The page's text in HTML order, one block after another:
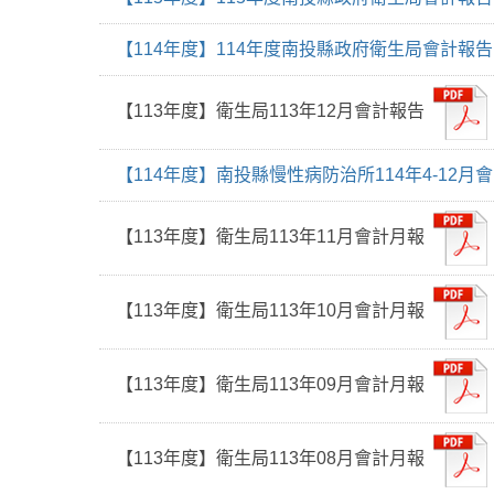
【114年度】114年度南投縣政府衛生局會計報告
【113年度】衛生局113年12月會計報告
【114年度】南投縣慢性病防治所114年4-12月
【113年度】衛生局113年11月會計月報
【113年度】衛生局113年10月會計月報
【113年度】衛生局113年09月會計月報
【113年度】衛生局113年08月會計月報